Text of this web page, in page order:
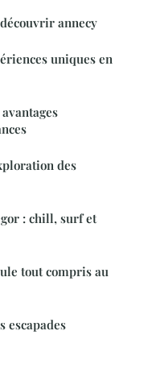
annecy
uniques en
des
: chill, surf et
tout compris au
escapades